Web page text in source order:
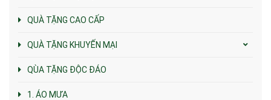
QUÀ TẶNG CAO CẤP
QUÀ TẶNG KHUYẾN MẠI
QÙA TẶNG ĐỘC ĐÁO
1. ÁO MƯA